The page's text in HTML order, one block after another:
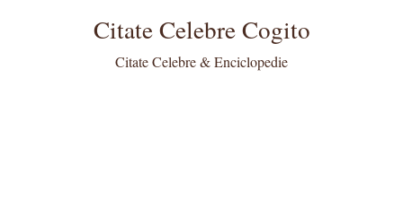
Citate Celebre Cogito
Citate Celebre & Enciclopedie